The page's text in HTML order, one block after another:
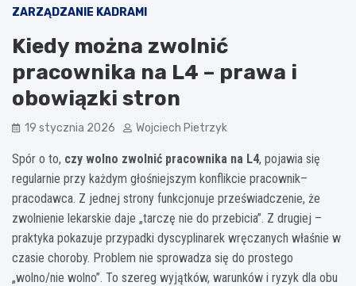
ZARZĄDZANIE KADRAMI
Kiedy można zwolnić
pracownika na L4 – prawa i
obowiązki stron
19 stycznia 2026 Wojciech Pietrzyk
Spór o to, czy wolno zwolnić pracownika na L4, pojawia się
regularnie przy każdym głośniejszym konflikcie pracownik–
pracodawca. Z jednej strony funkcjonuje przeświadczenie, że
zwolnienie lekarskie daje „tarczę nie do przebicia”. Z drugiej –
praktyka pokazuje przypadki dyscyplinarek wręczanych właśnie w
czasie choroby. Problem nie sprowadza się do prostego
„wolno/nie wolno”. To szereg wyjątków, warunków i ryzyk dla obu